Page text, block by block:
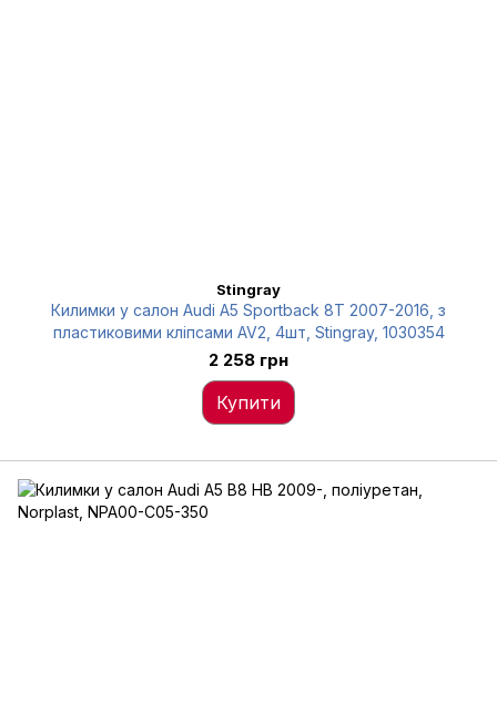
Stingray
Килимки у салон Audi A5 Sportback 8Т 2007-2016, з
пластиковими кліпсами AV2, 4шт, Stingray, 1030354
2 258 грн
Купити